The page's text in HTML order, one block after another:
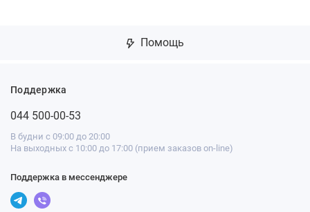
Помощь
Поддержка
044 500-00-53
В будни с 09:00 до 20:00
На выходных с 10:00 до 17:00 (прием заказов on-line)
Поддержка в мессенджере